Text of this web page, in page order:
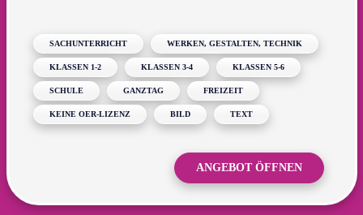
SACHUNTERRICHT WERKEN, GESTALTEN, TECHNIK
KLASSEN 1-2 KLASSEN 3-4 KLASSEN 5-6
SCHULE GANZTAG FREIZEIT
KEINE OER-LIZENZ BILD TEXT
ANGEBOT ÖFFNEN